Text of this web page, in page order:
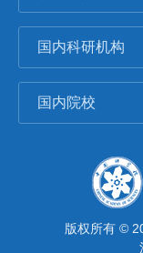
国内科研机构
国内院校
版权所有 ©